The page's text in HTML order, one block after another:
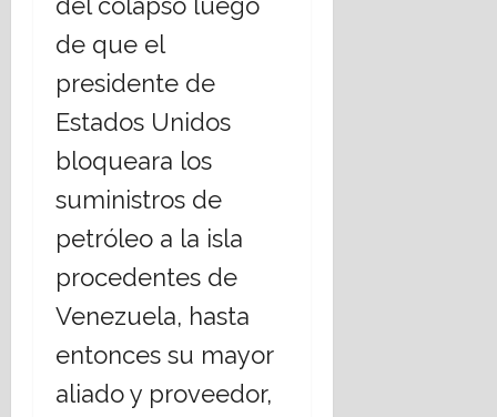
del colapso luego
de que el
presidente de
Estados Unidos
bloqueara los
suministros de
petróleo a la isla
procedentes de
Venezuela, hasta
entonces su mayor
aliado y proveedor,